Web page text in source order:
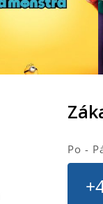
Po -